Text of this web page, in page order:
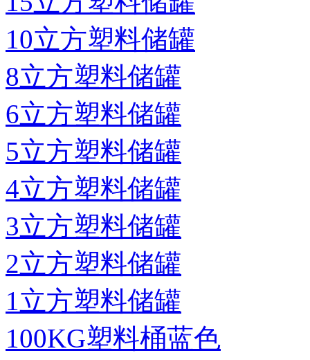
10立方塑料储罐
8立方塑料储罐
6立方塑料储罐
5立方塑料储罐
4立方塑料储罐
3立方塑料储罐
2立方塑料储罐
1立方塑料储罐
100KG塑料桶蓝色